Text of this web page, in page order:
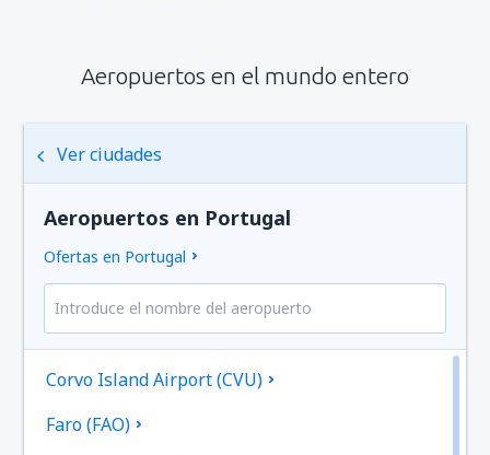
Aeropuertos en el mundo entero
Ver ciudades
Aeropuertos en Portugal
Ofertas en Portugal
Corvo Island Airport (CVU)
Faro (FAO)